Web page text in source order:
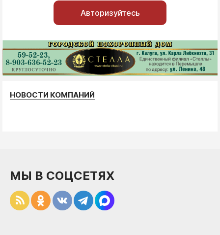
Авторизуйтесь
НОВОСТИ КОМПАНИЙ
МЫ В СОЦСЕТЯХ